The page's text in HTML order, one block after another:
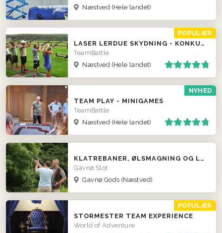
Næstved (Hele landet)
POPULÆR
LASER LERDUE SKYDNING - KONKURRENCER LOKALT HOS JER!
TeamBattle
Næstved (Hele landet)
NYHED
TEAM PLAY - MINIGAMES
TeamBattle
Næstved (Hele landet)
KLATREBANER, ØLSMAGNING OG LERDUESKYDNING
Gavnø Slot
Gavnø Gods (Næstved)
POPULÆR
STORMESTER TEAM EXPERIENCE
World of Adventure